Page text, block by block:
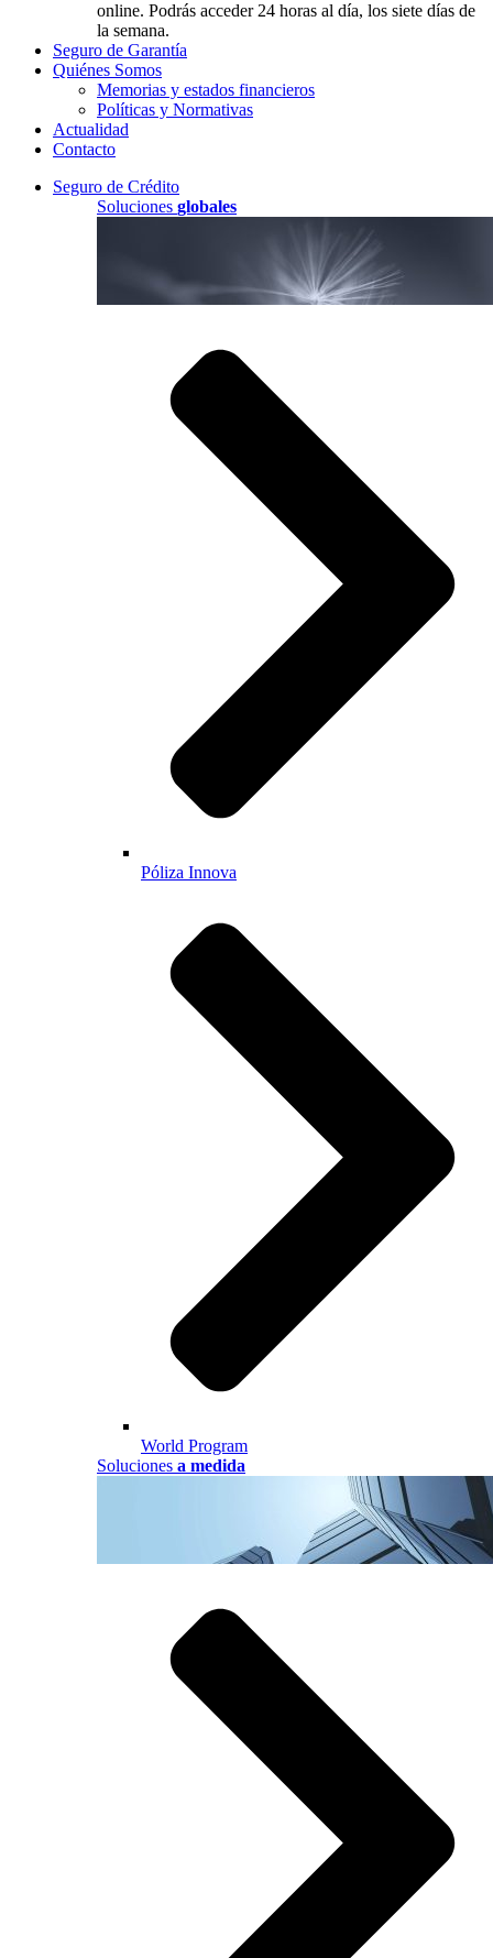
online. Podrás acceder 24 horas al día, los siete días de
la semana.
Seguro de Garantía
Quiénes Somos
Memorias y estados financieros
Políticas y Normativas
Actualidad
Contacto
Seguro de Crédito
Soluciones globales
Póliza Innova
World Program
Soluciones a medida